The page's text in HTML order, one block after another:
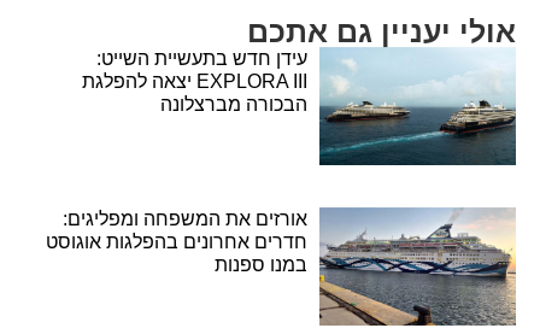
אולי יעניין גם אתכם
עידן חדש בתעשיית השייט:
EXPLORA III יצאה להפלגת
הבכורה מברצלונה
אורזים את המשפחה ומפליגים:
חדרים אחרונים בהפלגות אוגוסט
במנו ספנות